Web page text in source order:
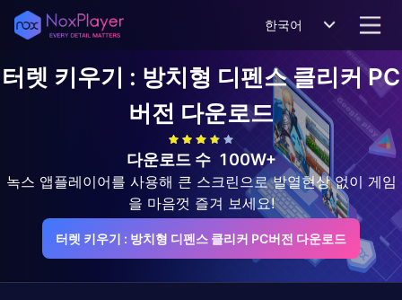
한국어
터렛 키우기 : 방치형 디펜스 클리커PC
버전 다운로드
다운로드 수 100W+
녹스 앱플레이어를 사용해 큰 스크린으로 발열현상 없이 게임
을 마음껏 즐겨 보세요!
터렛 키우기 : 방치형 디펜스 클리커 PC버전 다운로드